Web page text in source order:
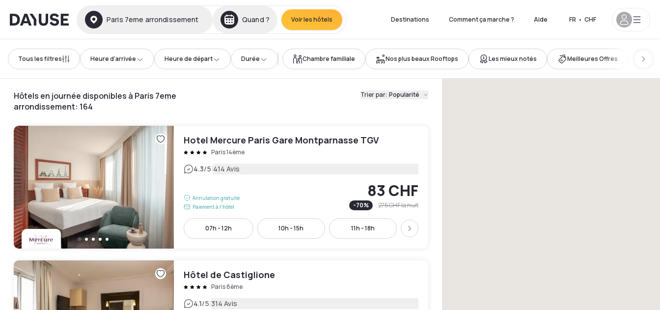
Dayuse Paris 7eme arrondissement Quand ? Voir les hôtels Destinations Comment ça marche ? Aide FR • CHF
Tous les filtres Heure d'arrivée Heure de départ Durée Chambre familiale Nos plus beaux Rooftops Les mieux notés Meilleures Offres
Hôtels en journée disponibles à Paris 7eme
arrondissement: 164
Trier par: Popularité
Hotel Mercure Paris Gare Montparnasse TGV
Paris 14ème
4.3/5|414 Avis
Annulation gratuite
Paiement à l'hôtel
83 CHF
-70% 275 CHFla nuit
07h - 12h 10h - 15h 11h - 18h Suivant
Hôtel de Castiglione
Paris 8ème
4.1/5|314 Avis